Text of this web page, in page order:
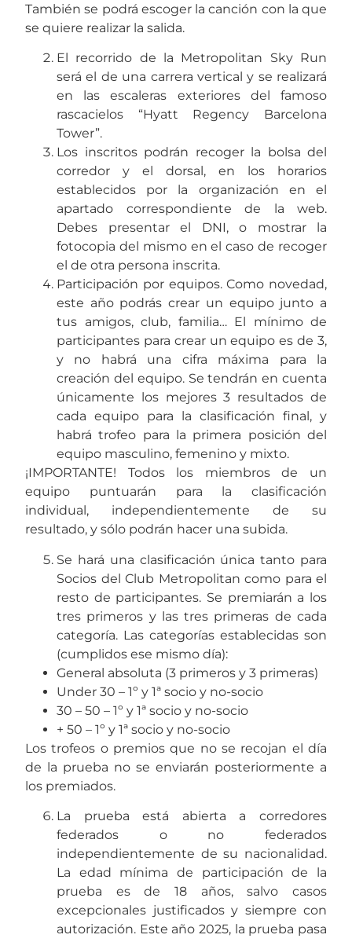
También se podrá escoger la canción con la que
se quiere realizar la salida.
El recorrido de la Metropolitan Sky Run
será el de una carrera vertical y se realizará
en las escaleras exteriores del famoso
rascacielos “Hyatt Regency Barcelona
Tower”.
Los inscritos podrán recoger la bolsa del
corredor y el dorsal, en los horarios
establecidos por la organización en el
apartado correspondiente de la web.
Debes presentar el DNI, o mostrar la
fotocopia del mismo en el caso de recoger
el de otra persona inscrita.
Participación por equipos. Como novedad,
este año podrás crear un equipo junto a
tus amigos, club, familia… El mínimo de
participantes para crear un equipo es de 3,
y no habrá una cifra máxima para la
creación del equipo. Se tendrán en cuenta
únicamente los mejores 3 resultados de
cada equipo para la clasificación final, y
habrá trofeo para la primera posición del
equipo masculino, femenino y mixto.
¡IMPORTANTE! Todos los miembros de un
equipo puntuarán para la clasificación
individual, independientemente de su
resultado, y sólo podrán hacer una subida.
Se hará una clasificación única tanto para
Socios del Club Metropolitan como para el
resto de participantes. Se premiarán a los
tres primeros y las tres primeras de cada
categoría. Las categorías establecidas son
(cumplidos ese mismo día):
General absoluta (3 primeros y 3 primeras)
Under 30 – 1º y 1ª socio y no-socio
30 – 50 – 1º y 1ª socio y no-socio
+ 50 – 1º y 1ª socio y no-socio
Los trofeos o premios que no se recojan el día
de la prueba no se enviarán posteriormente a
los premiados.
La prueba está abierta a corredores
federados o no federados
independientemente de su nacionalidad.
La edad mínima de participación de la
prueba es de 18 años, salvo casos
excepcionales justificados y siempre con
autorización. Este año 2025, la prueba pasa